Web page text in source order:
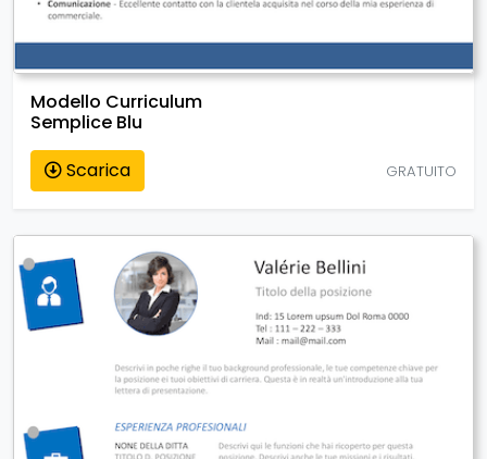
Modello Curriculum
Semplice Blu
Scarica
GRATUITO